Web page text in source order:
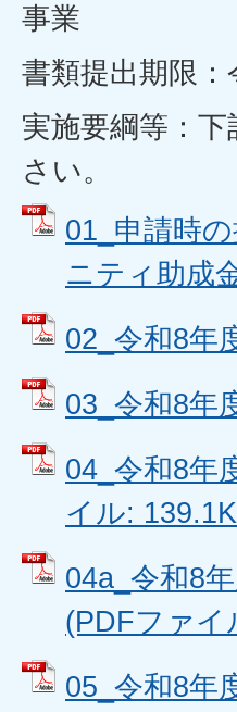
事業
書類提出期限
実施要綱等：
さい。
01_申請時
ニティ助成
02_令和8年
03_令和8年
04_令和8年
イル:
04a_令和8
(PDFファイ
05_令和8年